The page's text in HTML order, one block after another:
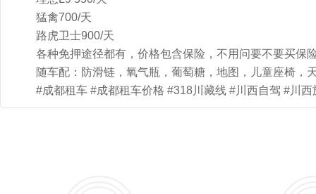
猛禽700/天
路虎卫士900/天
各种免押途径都有，价格包含保险，不用问要不要买保
随车配：防滑链，氧气瓶，葡萄糖，地图，儿童座椅，
#成都租车 #成都租车价格 #318川藏线 #川西自驾 #川